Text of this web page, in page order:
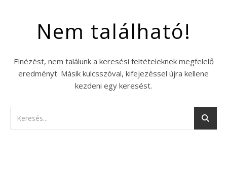
Nem található!
Elnézést, nem találunk a keresési feltételeknek megfelelő
eredményt. Másik kulcsszóval, kifejezéssel újra kellene
kezdeni egy keresést.